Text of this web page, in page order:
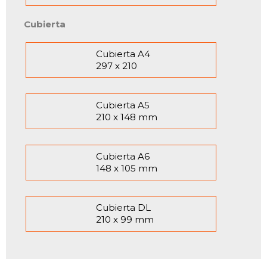
Cubierta
Cubierta A4
297 x 210
Cubierta A5
210 x 148 mm
Cubierta A6
148 x 105 mm
Cubierta DL
210 x 99 mm